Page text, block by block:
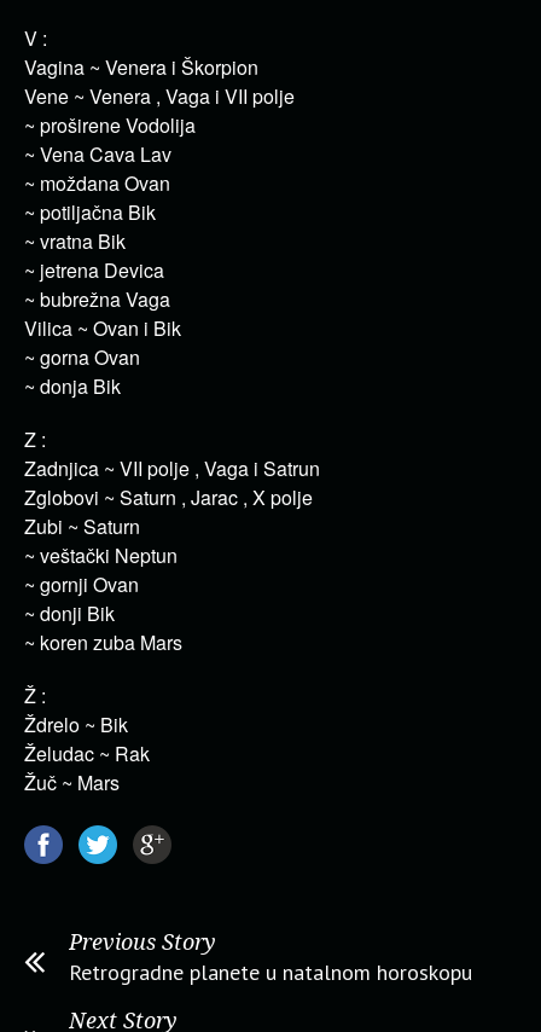
V :
Vagina ~ Venera i Škorpion
Vene ~ Venera , Vaga i VII polje
~ proširene Vodolija
~ Vena Cava Lav
~ moždana Ovan
~ potiljačna Bik
~ vratna Bik
~ jetrena Devica
~ bubrežna Vaga
Vilica ~ Ovan i Bik
~ gorna Ovan
~ donja Bik
Z :
Zadnjica ~ VII polje , Vaga i Satrun
Zglobovi ~ Saturn , Jarac , X polje
Zubi ~ Saturn
~ veštački Neptun
~ gornji Ovan
~ donji Bik
~ koren zuba Mars
Ž :
Ždrelo ~ Bik
Želudac ~ Rak
Žuč ~ Mars
Previous Story
Retrogradne planete u natalnom horoskopu
Next Story